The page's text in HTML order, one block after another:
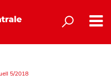
5/2018